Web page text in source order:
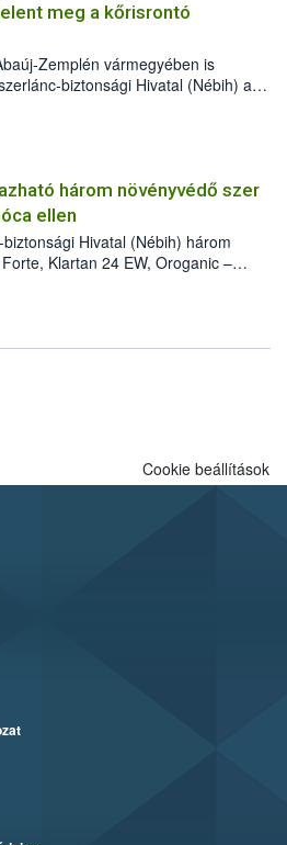
meg a kőrisrontó
Zemplén vármegyében is
biztonsági Hivatal (Nébih) a
(Agrilus planipennis) jelenlétét. A
találták meg, de már fertőzött
az intézkedéseket a szlovák
a terjedés megállítása érdekében.
három növényvédő szer
ellen
Hivatal (Nébih) három
Klartan 24 EW, Oroganic –
így azok a szüretet követően,
91) stádiumáig
lehetőség a károsító elleni további
és ökológiai termesztésben is
Cookie beállítások